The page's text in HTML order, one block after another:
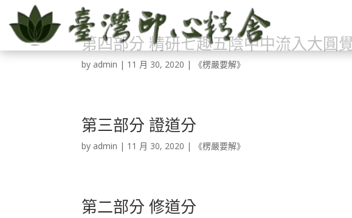
第四部分 精研七趣五陰中中流入大圓
by admin | 11 月 30, 2020 | 《楞嚴要解》
第三部分 證道分
by admin | 11 月 30, 2020 | 《楞嚴要解》
第二部分 修道分